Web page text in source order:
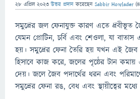
28 এপ্রিল 2023 উত্তর প্রদান করেছেন Sabbir Howlader (
সমুদ্রের জল ফেনাযুক্ত কারণ এতে দ্রবীভূত
যেমন প্রোটিন, চর্বি এবং শেওলা, যা বাতাস
হয়। সমুদ্রের ফেনা তৈরি হয় যখন এই জৈব
হিসাবে কাজ করে, জলের পৃষ্ঠের টান
দেয়। জলে জৈব পদার্থের ধরন এবং
সমুদ্রের ফেনা রঙ, বেধ এবং স্থায়ীত্বের